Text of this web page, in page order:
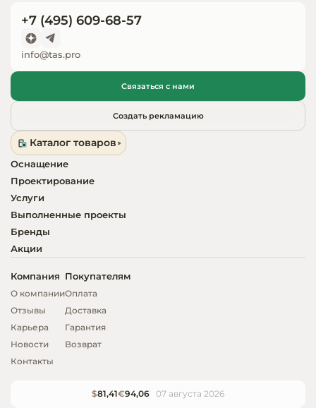
+7 (495) 609-68-57
info@tas.pro
Связаться с нами
Создать рекламацию
Каталог товаров
Оснащение
Проектирование
Услуги
Выполненные проекты
Бренды
Акции
Компания
О компании
Отзывы
Карьера
Новости
Контакты
Покупателям
Оплата
Доставка
Гарантия
Возврат
$81,41€94,06 07 августа 2026